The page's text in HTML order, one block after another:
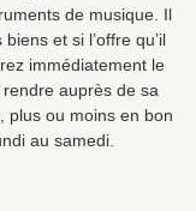
de musique. Il
et si l’offre qu’il
immédiatement le
auprès de sa
plus ou moins en bon
au samedi.